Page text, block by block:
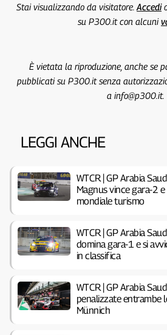
Stai visualizzando da visitatore. Accedi
su P300.it con alcuni
È vietata la riproduzione, anche se
pubblicati su P300.it senza
a info@p300.it.
LEGGI ANCHE
WTCR | GP Arabia
Magnus vince gara-2
mondiale turismo
WTCR | GP Arabia
domina gara-1 e si
in classifica
WTCR | GP Arabia
penalizzate entrambe
Münnich